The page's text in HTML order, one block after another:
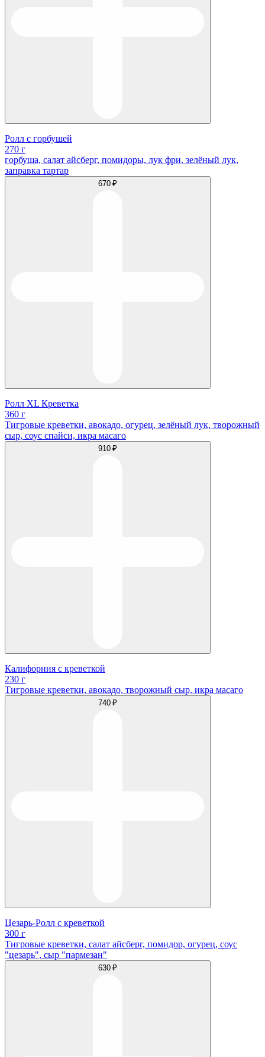
Ролл с горбушей
270 г
горбуша, салат айсберг, помидоры, лук фри, зелёный лук,
заправка тартар
670 ₽
Ролл XL Креветка
360 г
Тигровые креветки, авокадо, огурец, зелёный лук, творожный
сыр, соус спайси, икра масаго
910 ₽
Калифорния с креветкой
230 г
Тигровые креветки, авокадо, творожный сыр, икра масаго
740 ₽
Цезарь-Ролл с креветкой
300 г
Тигровые креветки, салат айсберг, помидор, огурец, соус
"цезарь", сыр "пармезан"
630 ₽